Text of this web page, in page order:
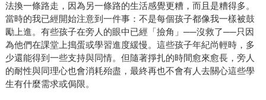
法換一條路走，因為另一條路的生活感覺更糟，而且是糟得多。
當時的我已經開始注意到一件事：不是每個孩子都像我一樣被鼓
勵上進。有些孩子在旁人的眼中已經「撿角」──沒救了──只因
為他們在課堂上搗蛋或學習進度緩慢。這些孩子年紀尚輕時，多
少還能得到一些支持與同情。但隨著掙扎的時間愈來愈長，旁人
的耐性與同理心也會消耗殆盡，最終再也不會有人去關心這些學
生有什麼需求或侷限。